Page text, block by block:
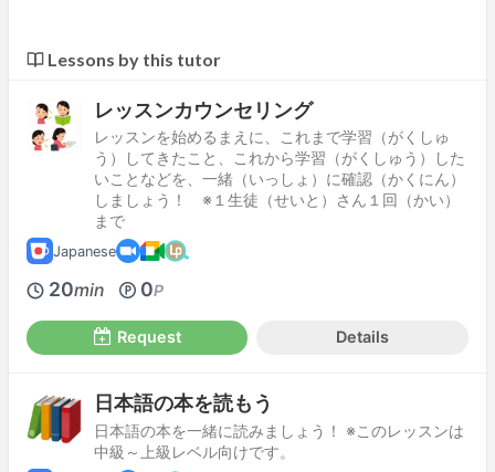
Lessons by this tutor
レッスンカウンセリング
レッスンを始めるまえに、これまで学習（がくしゅ
う）してきたこと、これから学習（がくしゅう）した
いことなどを、一緒（いっしょ）に確認（かくにん）
しましょう！ ※１生徒（せいと）さん１回（かい）
まで
Japanese
20min 0P
Request Details
日本語の本を読もう
日本語の本を一緒に読みましょう！ ※このレッスンは
中級～上級レベル向けです。